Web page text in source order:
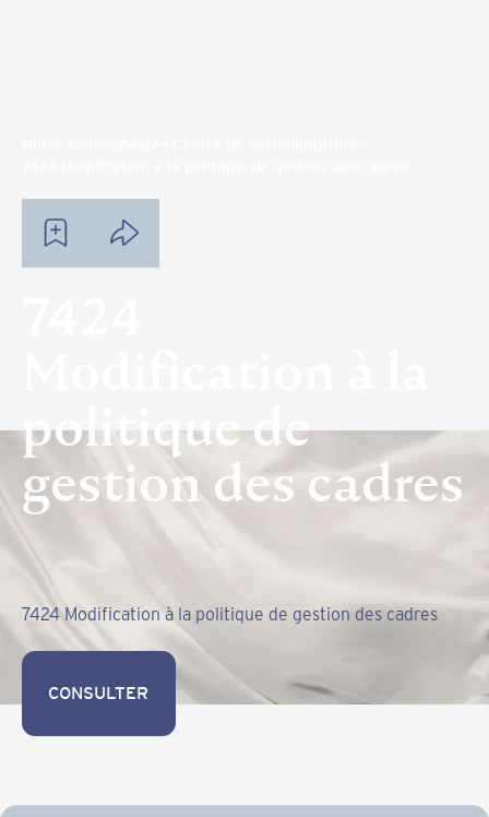
politique de
gestion des cadres
7424 Modification à la politique de gestion des cadres
CONSULTER
CONSULTER